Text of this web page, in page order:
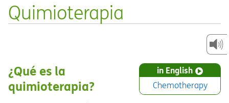
Quimioterapia
in English
Chemotherapy
¿Qué es la
quimioterapia?